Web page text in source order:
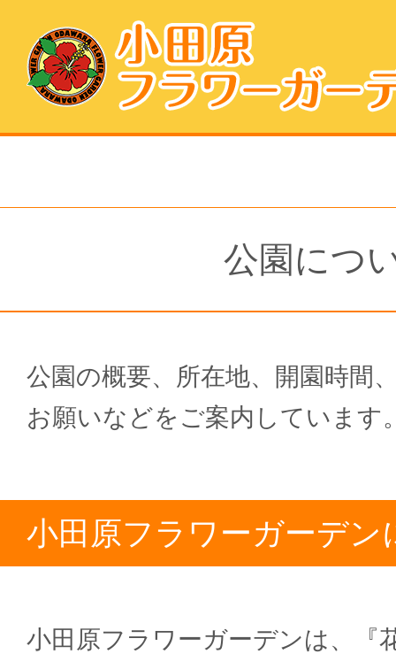
公園につ
公園の概要、所在地、開園時間
お願いなどをご案内しています
小田原フラワーガーデン
小田原フラワーガーデンは、『